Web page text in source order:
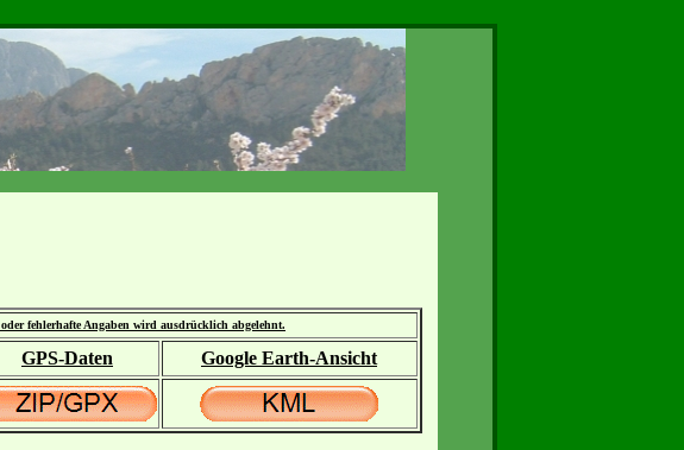
fehlerhafte Angaben wird ausdrücklich abgelehnt.
GPS-Daten Google Earth-Ansicht